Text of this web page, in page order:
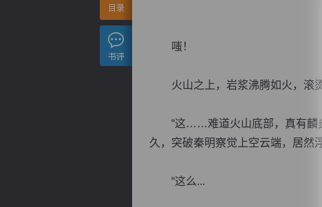
嗤！
火山之上，岩浆沸腾如火，滚烫
“这……难道火山底部，真有麟炎
久，突破秦明察觉上空云端，居然
“这么...
目录
书评